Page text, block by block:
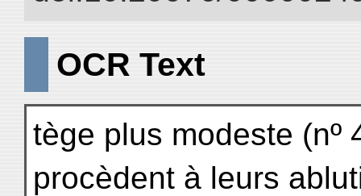
OCR Text
tège plus modeste (nº
procèdent à leurs